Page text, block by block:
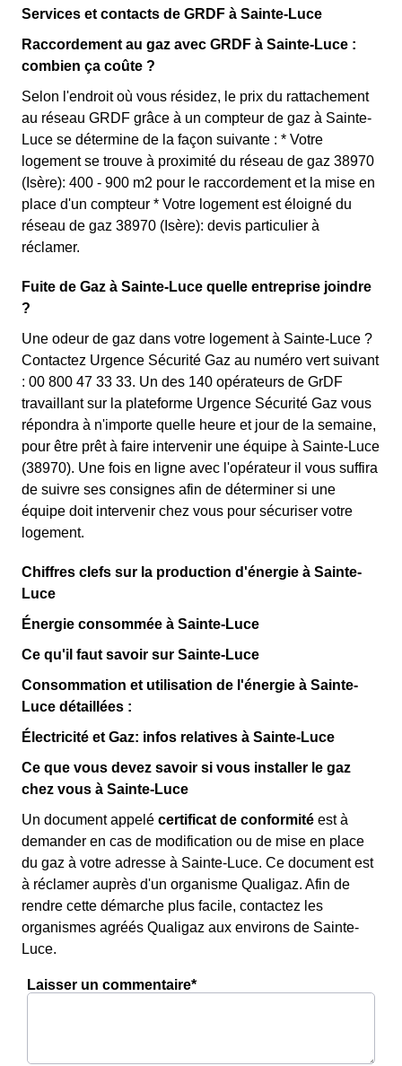
Services et contacts de GRDF à Sainte-Luce
Raccordement au gaz avec GRDF à Sainte-Luce :
combien ça coûte ?
Selon l'endroit où vous résidez, le prix du rattachement
au réseau GRDF grâce à un compteur de gaz à Sainte-
Luce se détermine de la façon suivante : * Votre
logement se trouve à proximité du réseau de gaz 38970
(Isère): 400 - 900 m2 pour le raccordement et la mise en
place d'un compteur * Votre logement est éloigné du
réseau de gaz 38970 (Isère): devis particulier à
réclamer.
Fuite de Gaz à Sainte-Luce quelle entreprise joindre
?
Une odeur de gaz dans votre logement à Sainte-Luce ?
Contactez Urgence Sécurité Gaz au numéro vert suivant
: 00 800 47 33 33. Un des 140 opérateurs de GrDF
travaillant sur la plateforme Urgence Sécurité Gaz vous
répondra à n'importe quelle heure et jour de la semaine,
pour être prêt à faire intervenir une équipe à Sainte-Luce
(38970). Une fois en ligne avec l'opérateur il vous suffira
de suivre ses consignes afin de déterminer si une
équipe doit intervenir chez vous pour sécuriser votre
logement.
Chiffres clefs sur la production d'énergie à Sainte-
Luce
Énergie consommée à Sainte-Luce
Ce qu'il faut savoir sur Sainte-Luce
Consommation et utilisation de l'énergie à Sainte-
Luce détaillées :
Électricité et Gaz: infos relatives à Sainte-Luce
Ce que vous devez savoir si vous installer le gaz
chez vous à Sainte-Luce
Un document appelé certificat de conformité est à
demander en cas de modification ou de mise en place
du gaz à votre adresse à Sainte-Luce. Ce document est
à réclamer auprès d'un organisme Qualigaz. Afin de
rendre cette démarche plus facile, contactez les
organismes agréés Qualigaz aux environs de Sainte-
Luce.
Laisser un commentaire*